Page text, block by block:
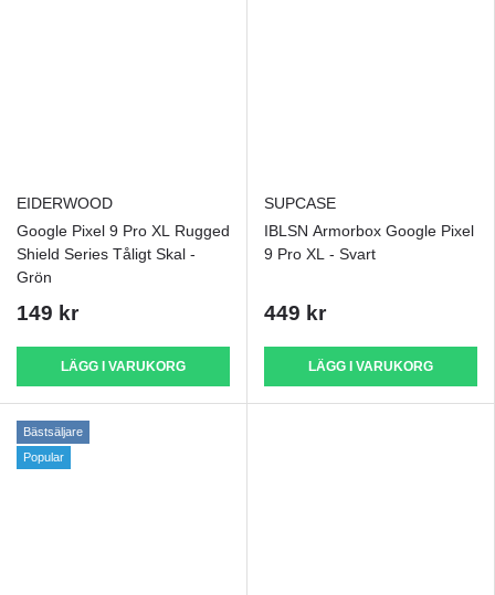
EIDERWOOD
Google Pixel 9 Pro XL Rugged
Shield Series Tåligt Skal -
Grön
149 kr
LÄGG I VARUKORG
SUPCASE
IBLSN Armorbox Google Pixel
9 Pro XL - Svart
449 kr
LÄGG I VARUKORG
Bästsäljare
Popular